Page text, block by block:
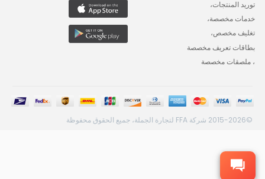
توريد المنتجات،
خدمات مخصصة،
تغليف مخصص،
بطاقات تعريف مخصصة
، ملصقات مخصصة
©2015-2026 شركة FFA لتجارة الجملة، جميع الحقوق محفوظة